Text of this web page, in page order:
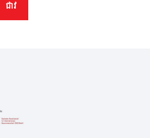
ជាវ